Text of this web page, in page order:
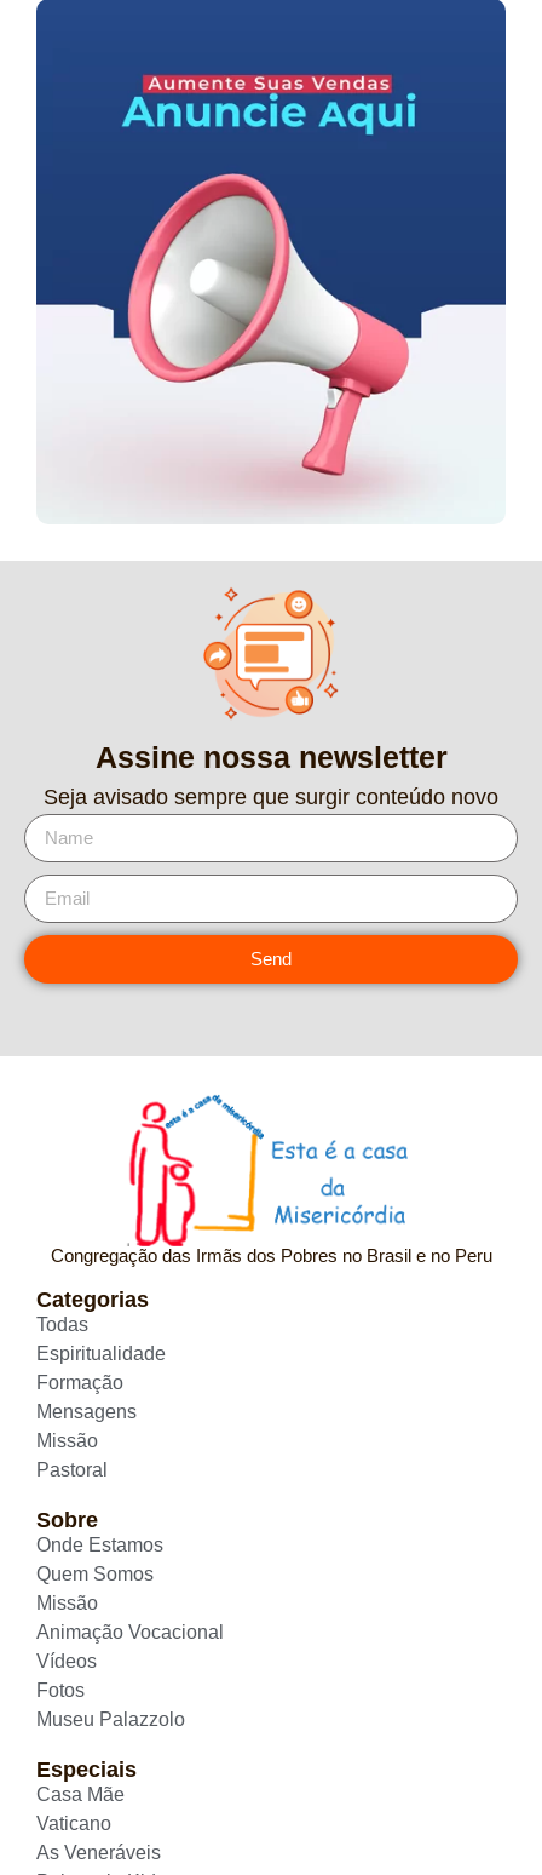
Assine nossa newsletter
Seja avisado sempre que surgir conteúdo novo
Send
Congregação das Irmãs dos Pobres no Brasil e no Peru
Categorias
Todas
Espiritualidade
Formação
Mensagens
Missão
Pastoral
Sobre
Onde Estamos
Quem Somos
Missão
Animação Vocacional
Vídeos
Fotos
Museu Palazzolo
Especiais
Casa Mãe
Vaticano
As Veneráveis